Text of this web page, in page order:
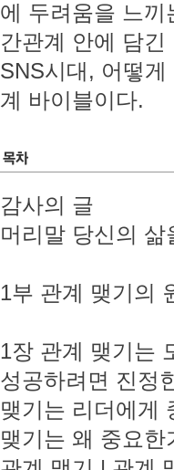
에 두려움을 느
간관계 안에 담
SNS시대, 어떻
계 바이블이다.
감사의 글
머리말 당신의
1부 관계 맺기의
1장 관계 맺기는
성공하려면 진정
맺기는 리더에게
맺기는 왜 중요